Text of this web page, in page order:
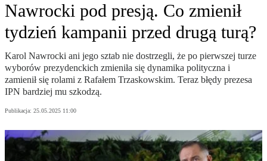
Nawrocki pod presją. Co zmienił
tydzień kampanii przed drugą turą?
Karol Nawrocki ani jego sztab nie dostrzegli, że po pierwszej turze
wyborów prezydenckich zmieniła się dynamika polityczna i
zamienił się rolami z Rafałem Trzaskowskim. Teraz błędy prezesa
IPN bardziej mu szkodzą.
Publikacja: 25.05.2025 11:00